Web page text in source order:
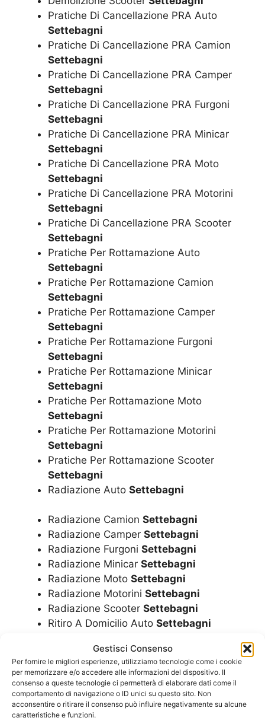
Gestisci Consenso
Per fornire le migliori esperienze, utilizziamo tecnologie come i cookie
per memorizzare e/o accedere alle informazioni del dispositivo. Il
consenso a queste tecnologie ci permetterà di elaborare dati come il
comportamento di navigazione o ID unici su questo sito. Non
acconsentire o ritirare il consenso può influire negativamente su alcune
caratteristiche e funzioni.
Pratiche Di Cancellazione PRA Auto
Settebagni
Pratiche Di Cancellazione PRA Camion
Settebagni
Pratiche Di Cancellazione PRA Camper
Settebagni
Pratiche Di Cancellazione PRA Furgoni
Settebagni
Pratiche Di Cancellazione PRA Minicar
Settebagni
Pratiche Di Cancellazione PRA Moto
Settebagni
Pratiche Di Cancellazione PRA Motorini
Settebagni
Pratiche Di Cancellazione PRA Scooter
Settebagni
Pratiche Per Rottamazione Auto
Settebagni
Pratiche Per Rottamazione Camion
Settebagni
Pratiche Per Rottamazione Camper
Settebagni
Pratiche Per Rottamazione Furgoni
Settebagni
Pratiche Per Rottamazione Minicar
Settebagni
Pratiche Per Rottamazione Moto
Settebagni
Pratiche Per Rottamazione Motorini
Settebagni
Pratiche Per Rottamazione Scooter
Settebagni
Radiazione Auto Settebagni
Radiazione Camion Settebagni
Radiazione Camper Settebagni
Radiazione Furgoni Settebagni
Radiazione Minicar Settebagni
Radiazione Moto Settebagni
Radiazione Motorini Settebagni
Radiazione Scooter Settebagni
Ritiro A Domicilio Auto Settebagni
Ritiro A Domicilio CamperSettebagni
Ritiro A Domicilio FurgoniSettebagni
Ritiro A Domicilio MinicarSettebagni
Ritiro A Domicilio Moto Settebagni
Ritiro A Domicilio Motorini Settebagni